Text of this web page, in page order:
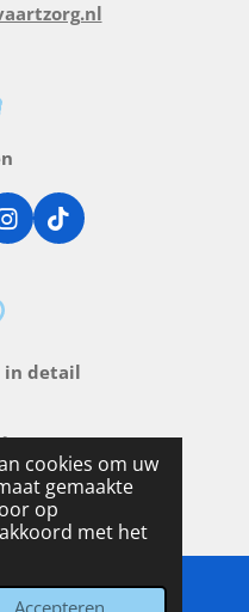
cookies om uw
gemaakte
op
akkoord met het
Accepteren
I
n
r
a
T
i
in detail